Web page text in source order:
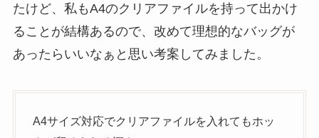
たけど、私もA4のクリアファイルを持って出かけ
ることが結構あるので、改めて理想的なバッグが
あったらいいなぁと思い考案してみました。
A4サイズ対応でクリアファイルを入れてもホッ